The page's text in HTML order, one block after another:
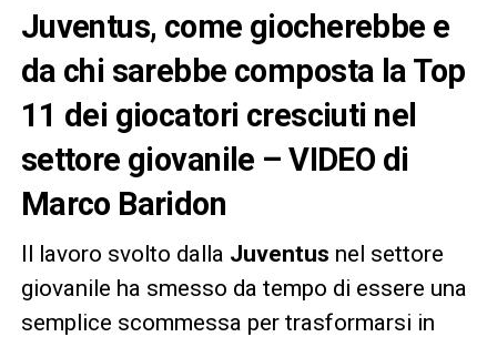
Juventus, come giocherebbe e
da chi sarebbe composta la Top
11 dei giocatori cresciuti nel
settore giovanile – VIDEO di
Marco Baridon
Il lavoro svolto dalla Juventus nel settore
giovanile ha smesso da tempo di essere una
semplice scommessa per trasformarsi in